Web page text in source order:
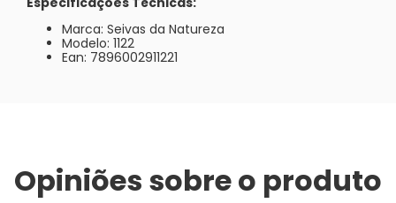
Marca: Seivas da Natureza
Modelo: 1122
Ean: 7896002911221
Opiniões sobre o produto